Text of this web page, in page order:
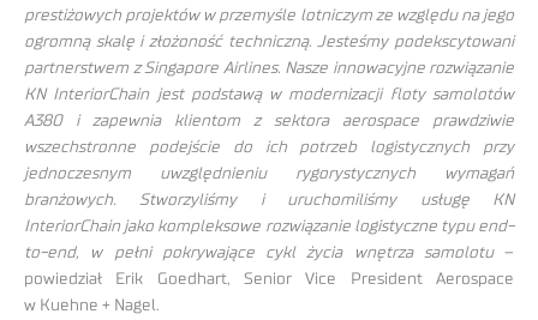
prestiżowych projektów w przemyśle lotniczym ze względu na jego
ogromną skalę i złożoność techniczną. Jesteśmy podekscytowani
partnerstwem z Singapore Airlines. Nasze innowacyjne rozwiązanie
KN InteriorChain jest podstawą w modernizacji floty samolotów
A380 i zapewnia klientom z sektora aerospace prawdziwie
wszechstronne podejście do ich potrzeb logistycznych przy
jednoczesnym uwzględnieniu rygorystycznych wymagań
branżowych. Stworzyliśmy i uruchomiliśmy usługę KN
InteriorChain jako kompleksowe rozwiązanie logistyczne typu end-
to-end, w pełni pokrywające cykl życia wnętrza samolotu–
powiedział Erik Goedhart, Senior Vice President Aerospace
w Kuehne + Nagel.